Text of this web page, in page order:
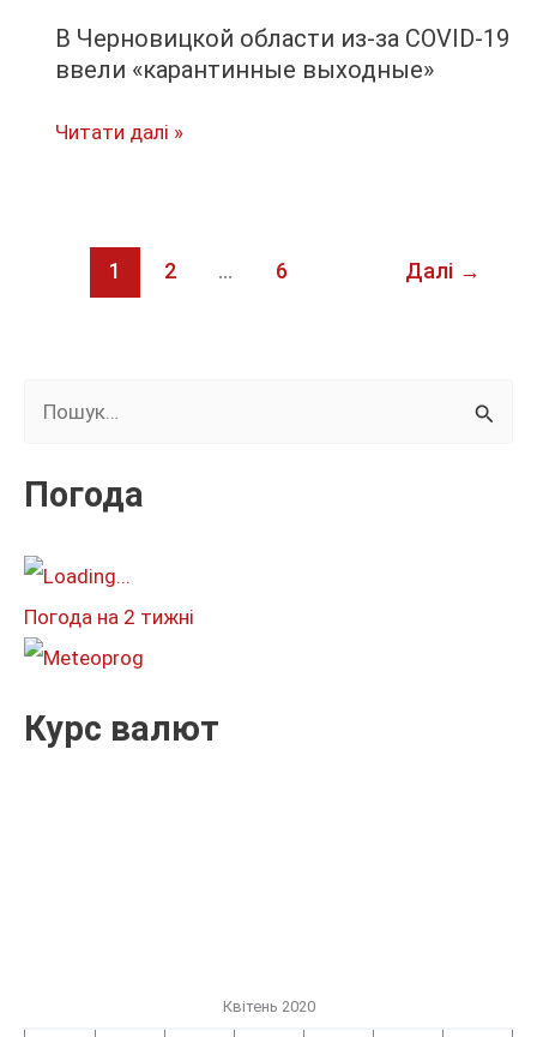
В Черновицкой области из-за COVID-19
ввели «карантинные выходные»
В
COVID-
«карантинные
Читати далі »
1 2 … 6 Далі →
к
т
:
Погода
Погода на 2 тижні
Курс валют
Квітень 2020